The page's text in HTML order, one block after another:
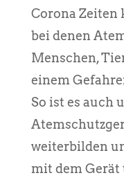
Corona Zeiten
bei denen
Menschen,
einem
So ist es auch
weiterbilden
mit dem